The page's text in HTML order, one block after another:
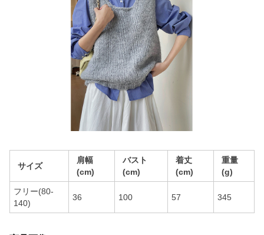
サイズ
肩幅
(cm)
バスト
(cm)
着丈
(cm)
重量
(g)
フリー(80-
140)
36 100 57 345